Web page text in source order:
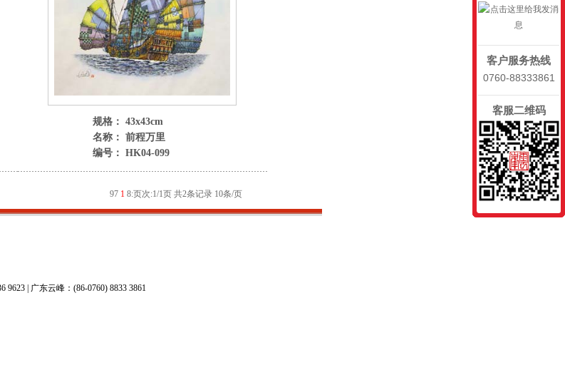
规格： 43x43cm
名称： 前程万里
编号： HK04-099
97 1 8:页次:1/1页 共2条记录 10条/页
| 广东云峰：(86-0760) 8833 3861
客户服务热线
0760-88333861
客服二维码